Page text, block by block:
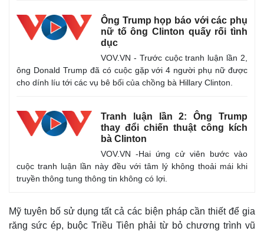
Lịch thi đấu bóng đá
Thế giới thể thao
Hậu trường
Ô tô - Xe máy
Ô tô
Xe máy
Tư vấn
Ông Trump họp báo với các phụ
nữ tố ông Clinton quấy rối tình
dục
VOV.VN - Trước cuộc tranh luận lần 2,
ông Donald Trump đã có cuộc gặp với 4 người phụ nữ được
cho dính líu tới các vụ bê bối của chồng bà Hillary Clinton.
Tranh luận lần 2: Ông Trump
thay đổi chiến thuật công kích
bà Clinton
VOV.VN -Hai ứng cử viên bước vào
cuộc tranh luận lần này đều với tâm lý không thoải mái khi
truyền thông tung thông tin không có lợi.
Mỹ tuyên bố sử dụng tất cả các biện pháp cần thiết để gia
răng sức ép, buộc Triều Tiên phải từ bỏ chương trình vũ